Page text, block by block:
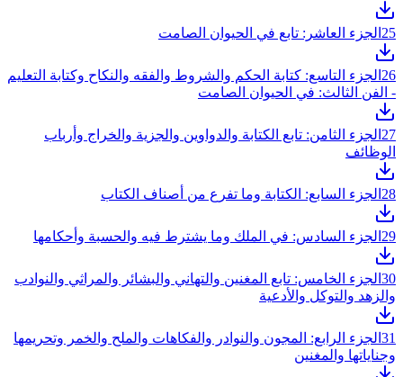
25 الجزء العاشر: تابع في الحيوان الصامت
26 الجزء التاسع: كتابة الحكم والشروط والفقه والنكاح وكتابة التعليم
- الفن الثالث: في الحيوان الصامت
27 الجزء الثامن: تابع الكتابة والدواوين والجزية والخراج وأرباب
الوظائف
28 الجزء السابع: الكتابة وما تفرع من أصناف الكتاب
29 الجزء السادس: في الملك وما يشترط فيه والحسبة وأحكامها
30 الجزء الخامس: تابع المغنين والتهاني والبشائر والمراثي والنوادب
والزهد والتوكل والأدعية
31 الجزء الرابع: المجون والنوادر والفكاهات والملح والخمر وتحريمها
وجناياتها والمغنين